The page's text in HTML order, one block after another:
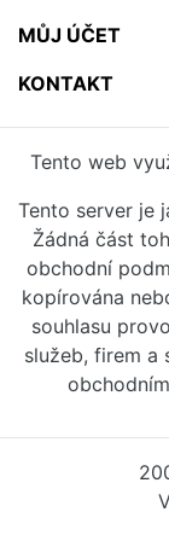
MŮJ ÚČET
KONTAKT
Tento web
Tento server je
Žádná část
obchodní
kopírována
souhlasu
služeb, firem a